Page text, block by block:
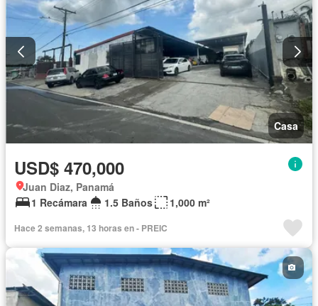
Casa
USD$ 470,000
Juan Diaz, Panamá
1 Recámara
1.5 Baños 1,000 m²
Hace 2 semanas, 13 horas en - PREIC